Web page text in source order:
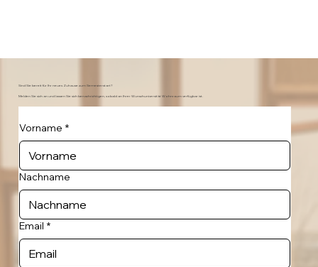
Sind Sie bereit für Ihr neues Zuhause zum Semesterstart?
Melden Sie sich an und lassen Sie sich benachrichtigen, sobald an Ihrer Wunschuniversität Wohnraum verfügbar ist.
Vorname *
Nachname
Email *